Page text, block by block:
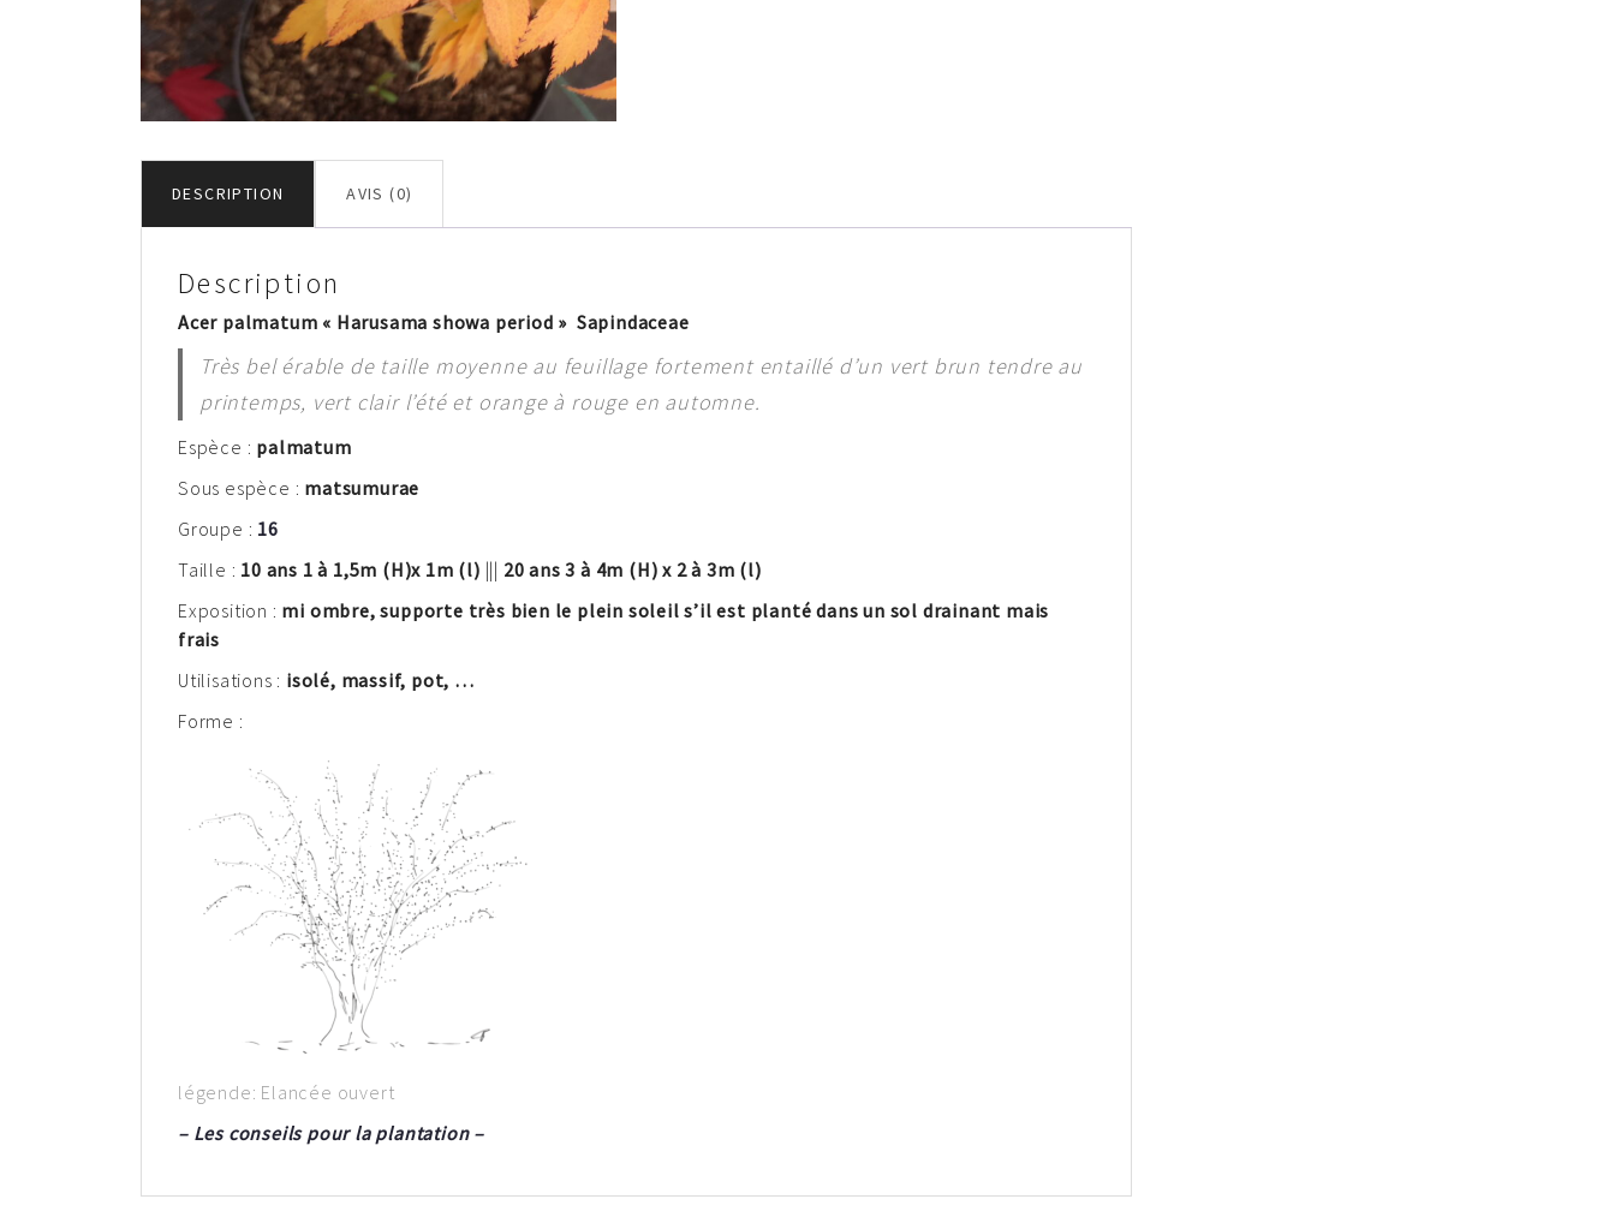
DESCRIPTION AVIS (0)
Description
Acer palmatum « Harusama showa period » Sapindaceae
Très bel érable de taille moyenne au feuillage fortement entaillé d’un vert brun tendre au
printemps, vert clair l’été et orange à rouge en automne.
Espèce : palmatum
Sous espèce : matsumurae
Groupe : 16
Taille : 10 ans 1 à 1,5m (H)x 1m (l) ||| 20 ans 3 à 4m (H) x 2 à 3m (l)
Exposition : mi ombre, supporte très bien le plein soleil s’il est planté dans un sol drainant mais
frais
Utilisations : isolé, massif, pot, …
Forme :
légende: Elancée ouvert
– Les conseils pour la plantation –